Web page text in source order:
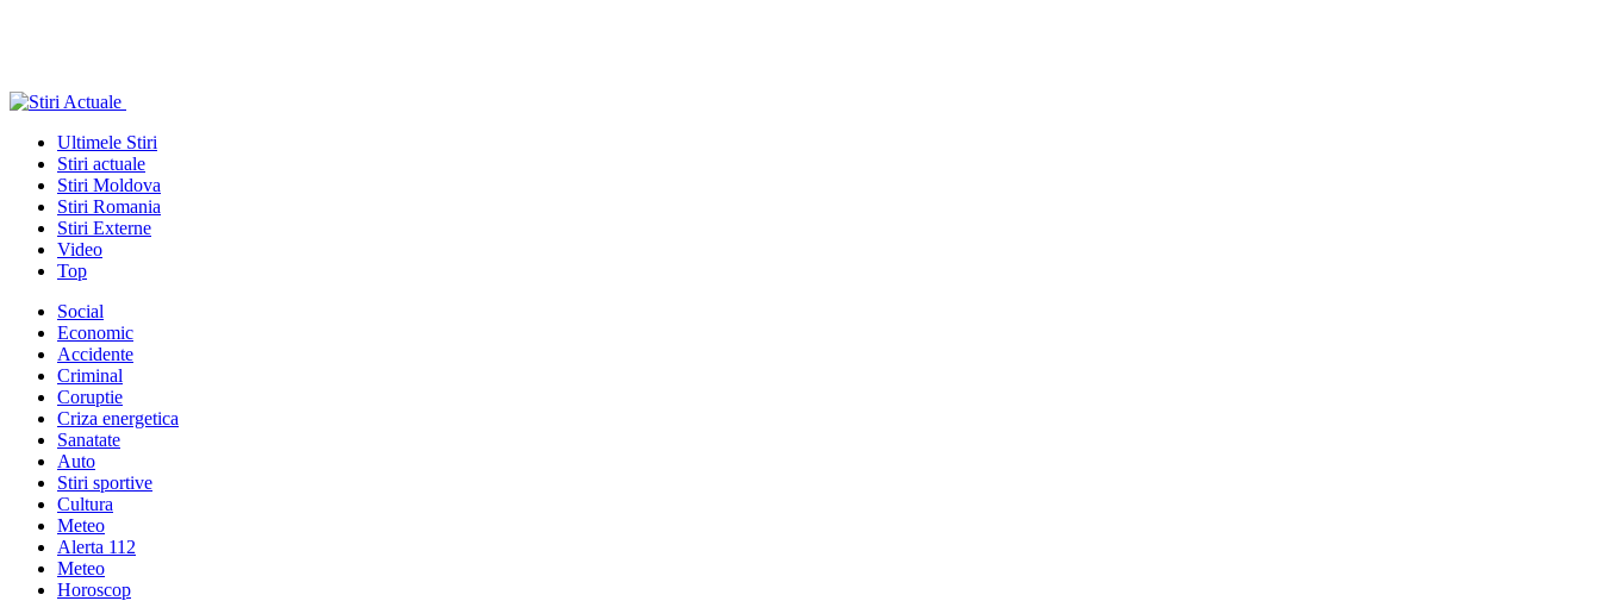
Ultimele Stiri
Stiri actuale
Stiri Moldova
Stiri Romania
Stiri Externe
Video
Top
Social
Economic
Accidente
Criminal
Coruptie
Criza energetica
Sanatate
Auto
Stiri sportive
Cultura
Meteo
Alerta 112
Meteo
Horoscop